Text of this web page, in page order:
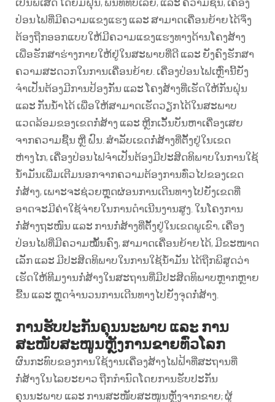
ເປັນພິເສດ ໂດຍມີຝຸ່ນ, ພື້ນທີ່ທີ່ບໍ່ເລີຍ, ແລະ ຄວາມຊື້ນ, ເຄື່ອງ
ປ່ອນໄຟທີ່ມີຄວາມແຂງແຮງ ແລະ ສາມາດເຄື່ອນຍ້າຍໄດ້ຈຶ່ງ
ຕ້ອງຖືກອອກແບບໃຫ້ມີຄວາມແຂງແຮງທາງດ້ານໂຄງສ້າງ
ເພື່ອຮັກສາຮ່າງກາຍໃຫ້ຢູ່ໃນສະພາບທີ່ດີ ແລະ ຍັງຄົງຮັກສາ
ຄວາມສະດວກໃນການເຄື່ອນຍ້າຍ. ເຄື່ອງປ່ອນໄຟເຫຼົ່ານີ້ຍັງ
ຈຳເປັນຕ້ອງມີການປ້ອງກັນ ແລະ ໂຄງສ້າງທີ່ເຮັດໃຫ້ກັນຝຸ່ນ
ແລະ ກັນນ້ຳໄດ້ ເພື່ອໃຫ້ສາມາດເຮັດວຽກໄດ້ໃນສະພາບ
ແວດລ້ອມຂອງເຂດກໍ່ສ້າງ ແລະ ຫຼີກເວັ້ນບັນຫາເຄື່ອງເສຍ
ຈາກຄວາມຊື້ນ ຫຼື ຝົນ. ສຳລັບເຂດກໍ່ສ້າງທີ່ຕັ້ງຢູ່ໃນເຂດ
ຫ່າງໄກ, ເຄື່ອງປ່ອນໄຟຈຳເປັນຕ້ອງມີປະສິດທິພາບໃນການໃຊ້
ນ້ຳມັນເພີ່ມເຕີມນອກຈາກຄວາມຕ້ອງການທົ່ວໄປຂອງເຂດ
ກໍ່ສ້າງ, ເພາະຈະຊ່ວຍຫຼຸດຜ່ອນການເດີນທາງໄປຍັງເຂດທີ່
ອາດຈະມີຄ່າໃຊ້ຈ່າຍໃນການດຳເນີນງານສູງ. ໃນໂຄງການ
ກໍ່ສ້າງຖະໜົນ ແລະ ການກໍ່ສ້າງທີ່ຕັ້ງຢູ່ໃນເຂດພູເຂົາ, ເຄື່ອງ
ປ່ອນໄຟທີ່ມີຄວາມໝັ້ນຄົງ, ສາມາດເຄື່ອນຍ້າຍໄດ້, ມີຂະໜາດ
ເລັກ ແລະ ມີປະສິດທິພາບໃນການໃຊ້ນ້ຳມັນ ໄດ້ຖືກພິສູດວ່າ
ເຮັດໃຫ້ທີມງານກໍ່ສ້າງໃນສະຖານທີ່ມີປະສິດທິພາບຫຼາກຫຼາຍ
ຂື້ນ ແລະ ຫຼຸດຈຳນວນການເດີນທາງໄປຍັງຈຸດກໍ່ສ້າງ.
ການຮັບປະກັນຄຸນນະພາບ ແລະ ການ
ສະໜັບສະໜູນຫຼັງການຂາຍທົ່ວໂລກ
ຜົນກະທົບຂອງການໃຊ້ງານເຄື່ອງສ້າງໄຟຟ້າທີ່ສະຖານທີ່
ກໍ່ສ້າງໃນໄລຍະຍາວ ຖືກກຳນົດໂດຍການຮັບປະກັນ
ຄຸນນະພາບ ແລະ ການສະໜັບສະໜູນຫຼັງຈາກຂາຍ; ຜູ້